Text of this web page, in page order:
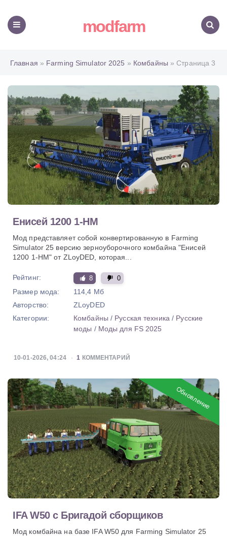
modfarm
Главная » Farming Simulator 2025 » Комбайны » Страница 3
Енисей 1200 1-НМ
Мод представляет собой конвертированную в Farming
Simulator 25 версию зерноуборочного комбайна "Енисей
1200 1-НМ" от ZLoyDED, которая...
Рейтинг: 8 0
Размер мода:
114,4 Мб
Авторство:
ZLoyDED
Категории:
Комбайны / Русская техника/ Русские
моды / Моды для FS 2025
10-01-2026, 04:24 1 КОММЕНТАРИЙ
Обновление
IFA W50 с Бригадой сборщиков
Мод комбайна на базе IFA W50 для Farming Simulator 25